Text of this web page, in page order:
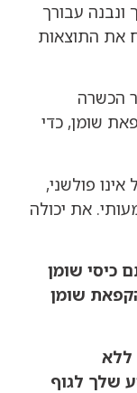
ונבנה עבורך
את התוצאות
הכשרה
שומן, כדי
אינו פולשני,
את יכולה
כיסי שומן
שומן
ללא
שלך לגוף